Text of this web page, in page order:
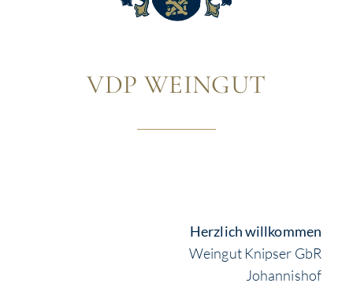
VDP WEINGUT
Herzlich willkommen
Weingut Knipser GbR
Johannishof